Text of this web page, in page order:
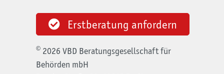
Erstberatung anfordern
© 2026 VBD Beratungsgesellschaft für
Behörden mbH